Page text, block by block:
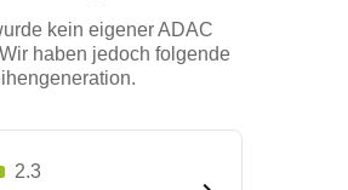
kein eigener ADAC
haben jedoch folgende
2.3